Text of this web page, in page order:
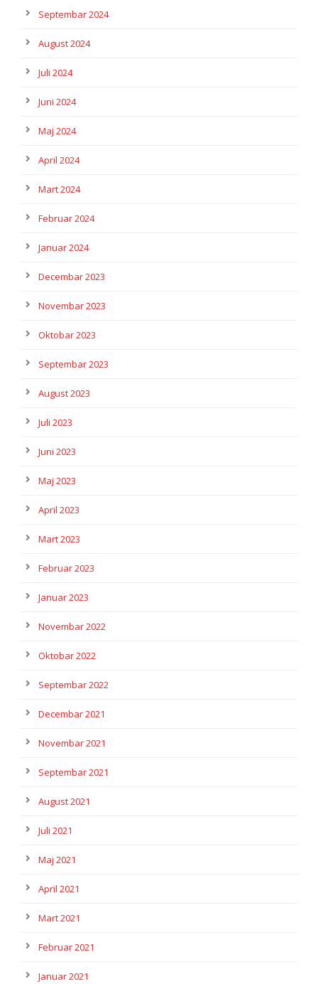
Septembar 2024
August 2024
Juli 2024
Juni 2024
Maj 2024
April 2024
Mart 2024
Februar 2024
Januar 2024
Decembar 2023
Novembar 2023
Oktobar 2023
Septembar 2023
August 2023
Juli 2023
Juni 2023
Maj 2023
April 2023
Mart 2023
Februar 2023
Januar 2023
Novembar 2022
Oktobar 2022
Septembar 2022
Decembar 2021
Novembar 2021
Septembar 2021
August 2021
Juli 2021
Maj 2021
April 2021
Mart 2021
Februar 2021
Januar 2021